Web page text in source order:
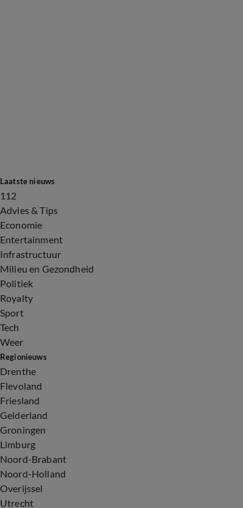
Laatste nieuws
112
Advies & Tips
Economie
Entertainment
Infrastructuur
Milieu en Gezondheid
Politiek
Royalty
Sport
Tech
Weer
Regionieuws
Drenthe
Flevoland
Friesland
Gelderland
Groningen
Limburg
Noord-Brabant
Noord-Holland
Overijssel
Utrecht